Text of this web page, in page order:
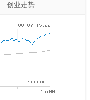
创业走势